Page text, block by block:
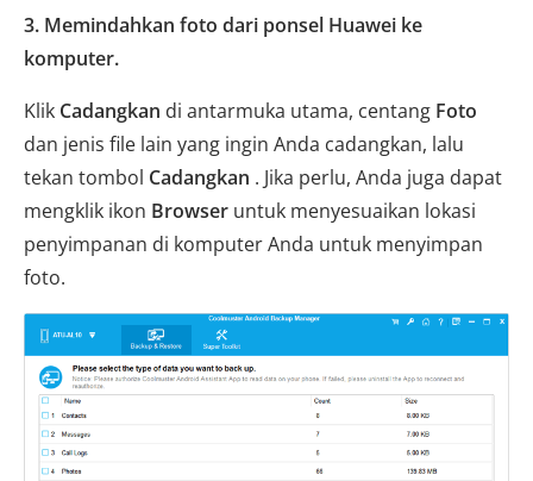
3. Memindahkan foto dari ponsel Huawei ke
komputer.
Klik Cadangkan di antarmuka utama, centang Foto
dan jenis file lain yang ingin Anda cadangkan, lalu
tekan tombol Cadangkan . Jika perlu, Anda juga dapat
mengklik ikon Browser untuk menyesuaikan lokasi
penyimpanan di komputer Anda untuk menyimpan
foto.